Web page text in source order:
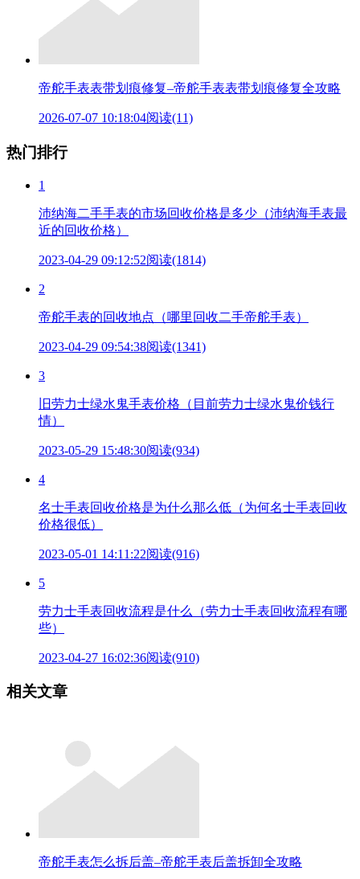
帝舵手表表带划痕修复–帝舵手表表带划痕修复全攻略
2026-07-07 10:18:04阅读(11)
热门排行
1
沛纳海二手手表的市场回收价格是多少（沛纳海手表最
近的回收价格）
2023-04-29 09:12:52阅读(1814)
2
帝舵手表的回收地点（哪里回收二手帝舵手表）
2023-04-29 09:54:38阅读(1341)
3
旧劳力士绿水鬼手表价格（目前劳力士绿水鬼价钱行
情）
2023-05-29 15:48:30阅读(934)
4
名士手表回收价格是为什么那么低（为何名士手表回收
价格很低）
2023-05-01 14:11:22阅读(916)
5
劳力士手表回收流程是什么（劳力士手表回收流程有哪
些）
2023-04-27 16:02:36阅读(910)
相关文章
帝舵手表怎么拆后盖–帝舵手表后盖拆卸全攻略